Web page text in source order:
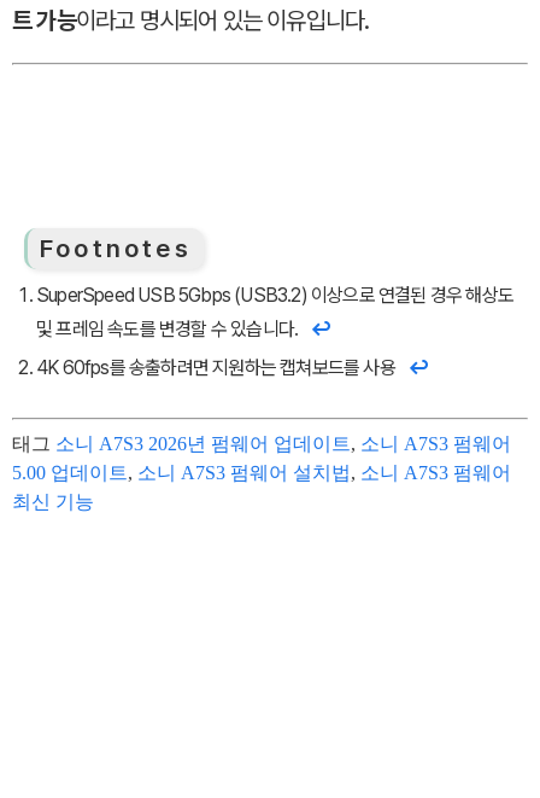
트 가능이라고 명시되어 있는 이유입니다.
Footnotes
SuperSpeed USB 5Gbps (USB3.2) 이상으로 연결된 경우 해상도
및 프레임 속도를 변경할 수 있습니다.
4K 60fps를 송출하려면 지원하는 캡쳐보드를 사용
태그 소니 A7S3 2026년 펌웨어 업데이트, 소니 A7S3 펌웨어
5.00 업데이트, 소니 A7S3 펌웨어 설치법, 소니 A7S3 펌웨어
최신 기능